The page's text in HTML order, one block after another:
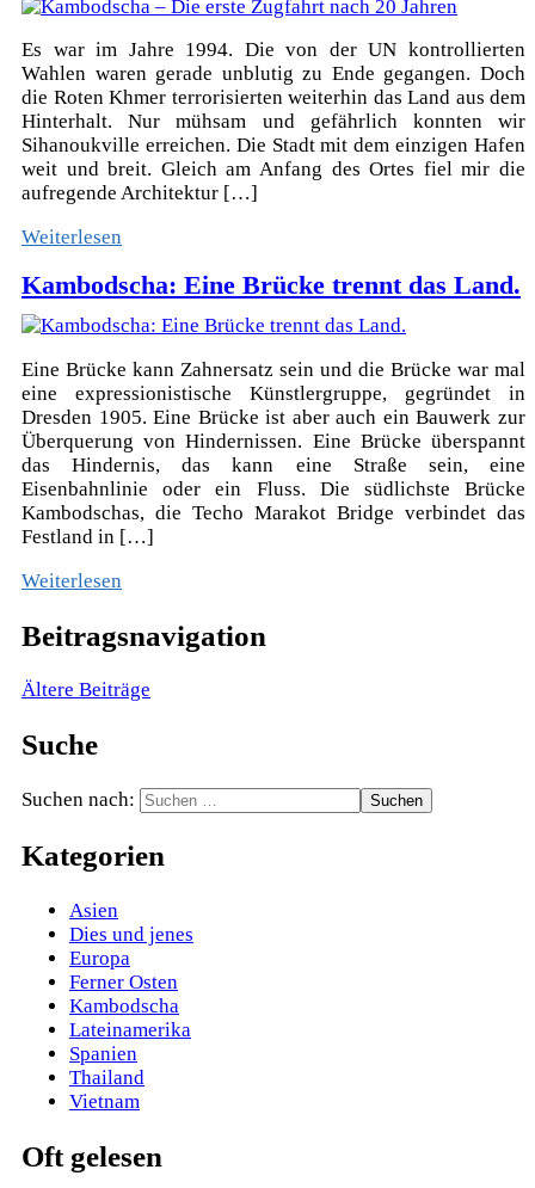
Es war im Jahre 1994. Die von der UN kontrollierten
Wahlen waren gerade unblutig zu Ende gegangen. Doch
die Roten Khmer terrorisierten weiterhin das Land aus dem
Hinterhalt. Nur mühsam und gefährlich konnten wir
Sihanoukville erreichen. Die Stadt mit dem einzigen Hafen
weit und breit. Gleich am Anfang des Ortes fiel mir die
aufregende Architektur […]
Weiterlesen
Kambodscha: Eine Brücke trennt das Land.
Eine Brücke kann Zahnersatz sein und die Brücke war mal
eine expressionistische Künstlergruppe, gegründet in
Dresden 1905. Eine Brücke ist aber auch ein Bauwerk zur
Überquerung von Hindernissen. Eine Brücke überspannt
das Hindernis, das kann eine Straße sein, eine
Eisenbahnlinie oder ein Fluss. Die südlichste Brücke
Kambodschas, die Techo Marakot Bridge verbindet das
Festland in […]
Weiterlesen
Beitragsnavigation
Ältere Beiträge
Suche
Suchen nach:
Kategorien
Asien
Dies und jenes
Europa
Ferner Osten
Kambodscha
Lateinamerika
Spanien
Thailand
Vietnam
Oft gelesen